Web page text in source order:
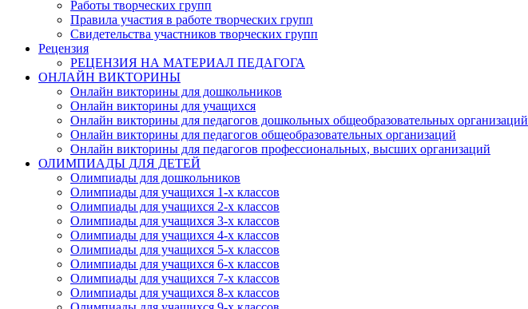
Работы творческих групп
Правила участия в работе творческих групп
Свидетельства участников творческих групп
Рецензия
РЕЦЕНЗИЯ НА МАТЕРИАЛ ПЕДАГОГА
ОНЛАЙН ВИКТОРИНЫ
Онлайн викторины для дошкольников
Онлайн викторины для учащихся
Онлайн викторины для педагогов дошкольных общеобразовательных организаций
Онлайн викторины для педагогов общеобразовательных организаций
Онлайн викторины для педагогов профессиональных, высших организаций
ОЛИМПИАДЫ ДЛЯ ДЕТЕЙ
Олимпиады для дошкольников
Олимпиады для учащихся 1-х классов
Олимпиады для учащихся 2-х классов
Олимпиады для учащихся 3-х классов
Олимпиады для учащихся 4-х классов
Олимпиады для учащихся 5-х классов
Олимпиады для учащихся 6-х классов
Олимпиады для учащихся 7-х классов
Олимпиады для учащихся 8-х классов